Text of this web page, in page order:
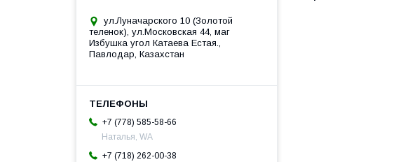
ул.Луначарского 10 (Золотой
теленок), ул.Московская 44, маг
Избушка угол Катаева Естая.,
Павлодар, Казахстан
+7 (778) 585-58-66
Наталья, WA
+7 (718) 262-00-38